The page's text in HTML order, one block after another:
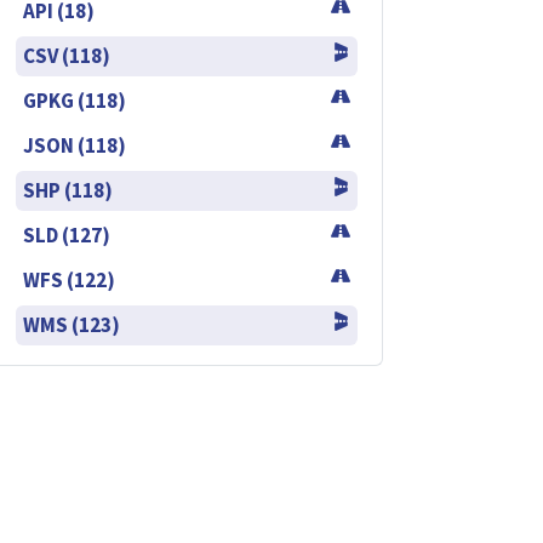
API (18)
CSV (118)
GPKG (118)
JSON (118)
SHP (118)
SLD (127)
WFS (122)
WMS (123)